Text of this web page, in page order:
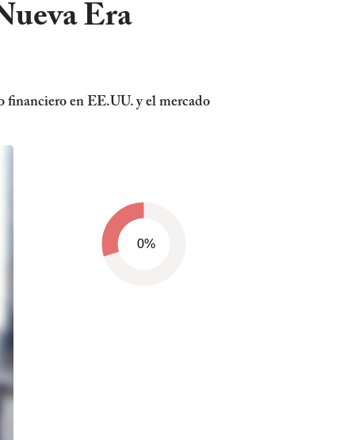
Era
financiero en EE.UU. y el mercado
0%